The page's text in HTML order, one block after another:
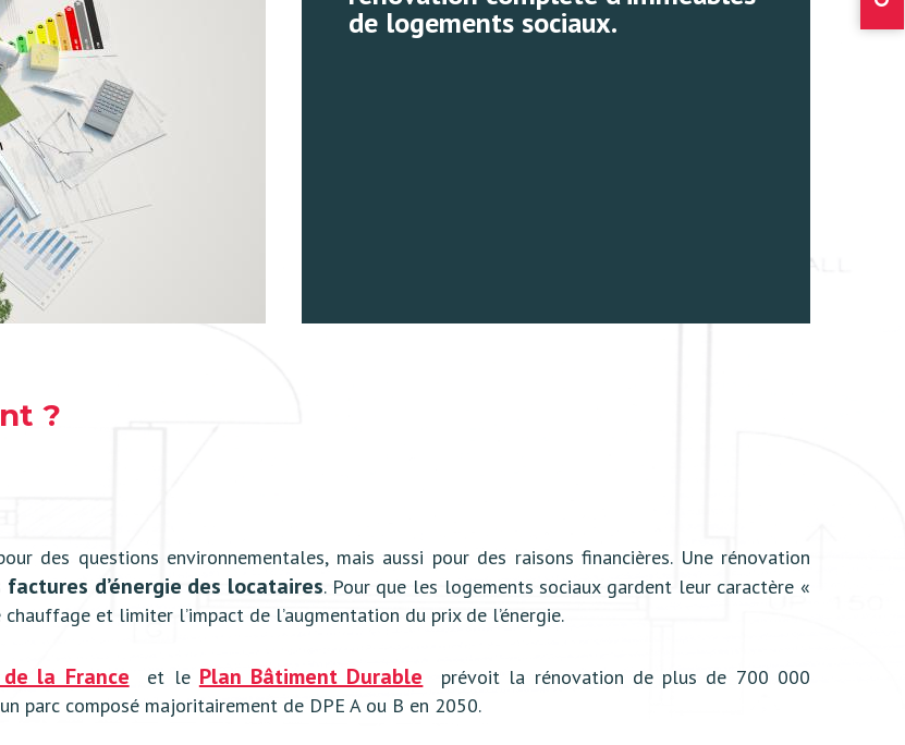
de logements sociaux.
?
des questions environnementales, mais aussi pour des raisons financières. Une rénovation
d’énergie des locataires. Pour que les logements sociaux gardent leur caractère «
et limiter l’impact de l’augmentation du prix de l’énergie.
la France et le Plan Bâtiment Durable prévoit la rénovation de plus de 700 000
parc composé majoritairement de DPE A ou B en 2050.